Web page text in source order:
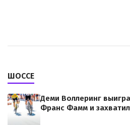
ШОССЕ
Деми Воллеринг
Франс Фамм и